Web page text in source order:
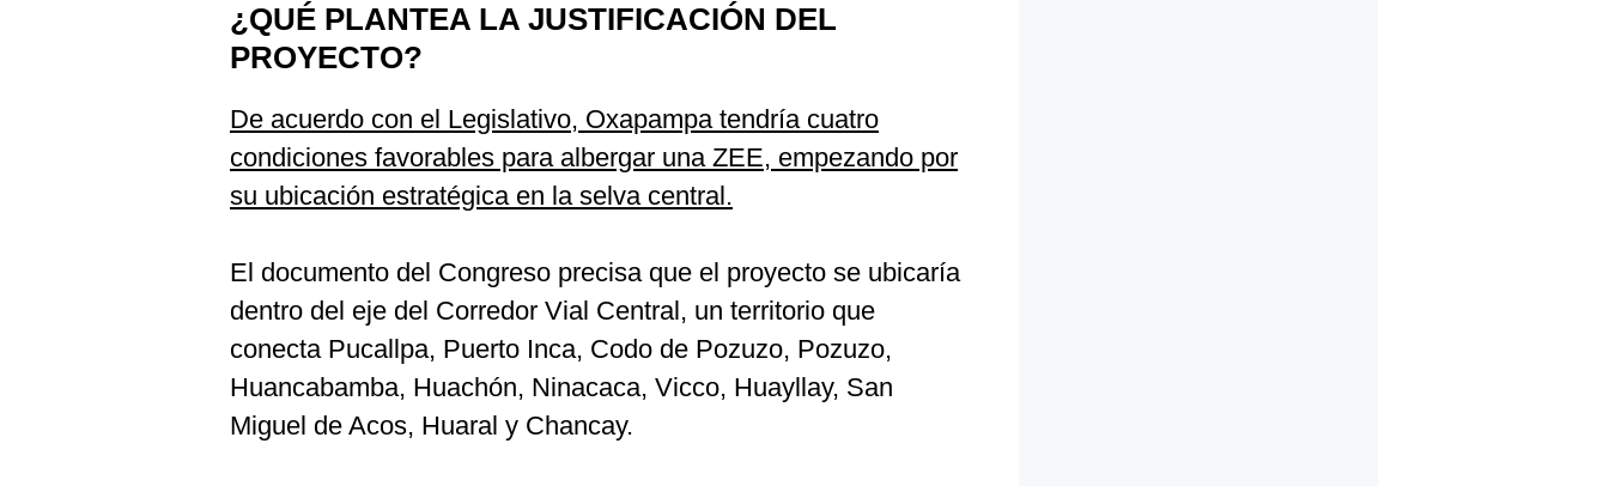
¿QUÉ PLANTEA LA JUSTIFICACIÓN DEL
PROYECTO?
De acuerdo con el Legislativo, Oxapampa tendría cuatro
condiciones favorables para albergar una ZEE, empezando por
su ubicación estratégica en la selva central.
El documento del Congreso precisa que el proyecto se ubicaría
dentro del eje del Corredor Vial Central, un territorio que
conecta Pucallpa, Puerto Inca, Codo de Pozuzo, Pozuzo,
Huancabamba, Huachón, Ninacaca, Vicco, Huayllay, San
Miguel de Acos, Huaral y Chancay.